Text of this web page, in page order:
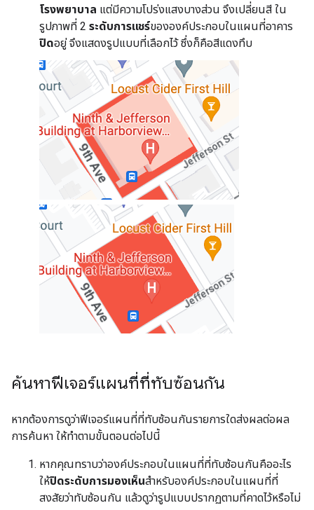
โรงพยาบาล แต่มีความโปร่งแสงบางส่วน จึงเปลี่ยนสี ใน
รูปภาพที่ 2 ระดับการแชร์ขององค์ประกอบในแผนที่อาคาร
ปิดอยู่ จึงแสดงรูปแบบที่เลือกไว้ ซึ่งก็คือสีแดงทึบ
ค้นหาฟีเจอร์แผนที่ที่ทับซ้อนกัน
หากต้องการดูว่าฟีเจอร์แผนที่ที่ทับซ้อนกันรายการใดส่งผลต่อผล
การค้นหา ให้ทำตามขั้นตอนต่อไปนี้
หากคุณทราบว่าองค์ประกอบในแผนที่ที่ทับซ้อนกันคืออะไร
ให้ปิดระดับการมองเห็นสำหรับองค์ประกอบในแผนที่ที่
สงสัยว่าทับซ้อนกัน แล้วดูว่ารูปแบบปรากฏตามที่คาดไว้หรือไม่